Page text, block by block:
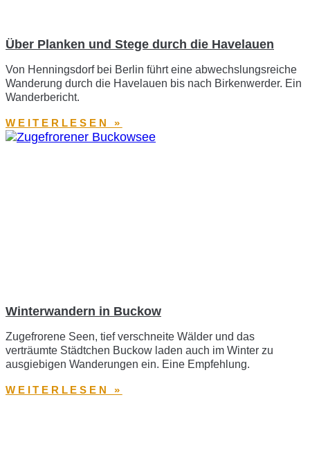
Über Planken und Stege durch die Havelauen
Von Henningsdorf bei Berlin führt eine abwechslungsreiche
Wanderung durch die Havelauen bis nach Birkenwerder. Ein
Wanderbericht.
WEITERLESEN »
Winterwandern in Buckow
Zugefrorene Seen, tief verschneite Wälder und das
verträumte Städtchen Buckow laden auch im Winter zu
ausgiebigen Wanderungen ein. Eine Empfehlung.
WEITERLESEN »